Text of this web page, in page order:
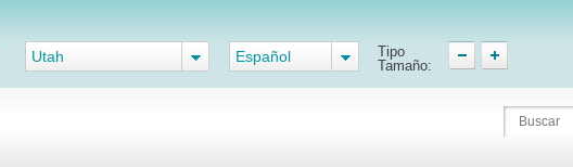
Utah Español
Tipo
Tamaño: